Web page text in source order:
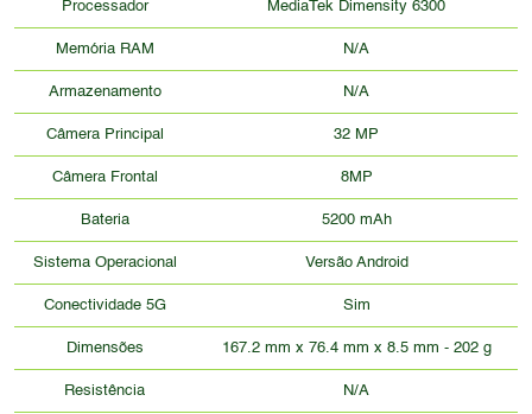
Processador MediaTek Dimensity 6300
Memória RAM N/A
Armazenamento N/A
Câmera Principal 32 MP
Câmera Frontal 8MP
Bateria 5200 mAh
Sistema Operacional Versão Android
Conectividade 5G Sim
Dimensões 167.2 mm x 76.4 mm x 8.5 mm - 202 g
Resistência N/A